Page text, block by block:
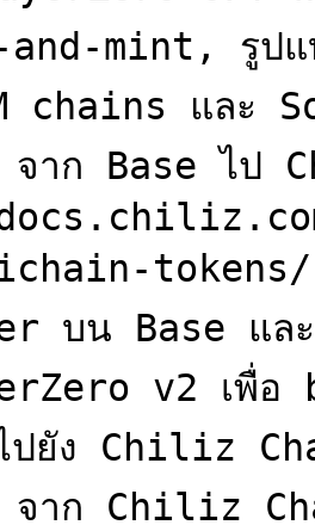
mint, รูปแ
chains และ
าก Base ไป
บน Base แ
v2 เพื่อ
ปยัง Chiliz
าก Chiliz